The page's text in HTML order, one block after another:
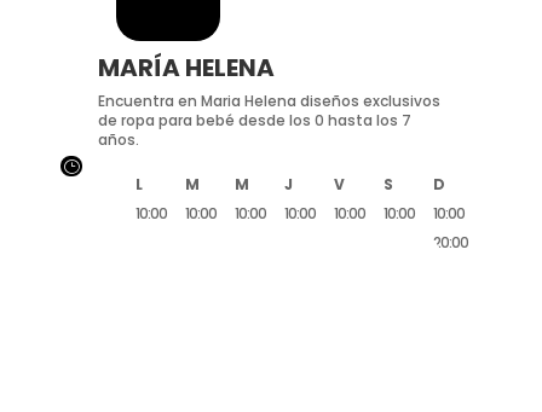
MARÍA HELENA
Encuentra en Maria Helena diseños exclusivos
de ropa para bebé desde los 0 hasta los 7
años.
L M M J V S
D
10:00
10:00
10:00
10:00
10:00
10:00
10:00
20:00
}